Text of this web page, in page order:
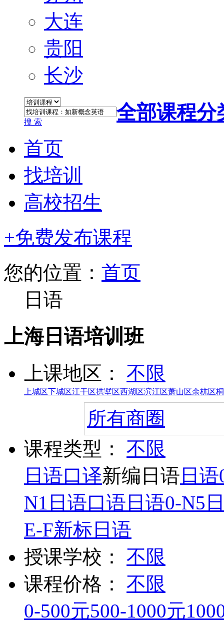
大连
贵阳
长沙
搜 索 全部课程分
首页
找培训
高校招生
+免费发布课程
您的位置： 首页
日语
上海日语培训班
上课地区： 不限
上城区下城区江干区拱墅区西湖区滨江区萧山区余杭区
所有商圈
课程类型：
不限
日语口译新编日语 日
N1 日语口语 日语0-N5
E-F新标日语
授课学校：
不限
课程价格：
不限
0-500元500-1000元